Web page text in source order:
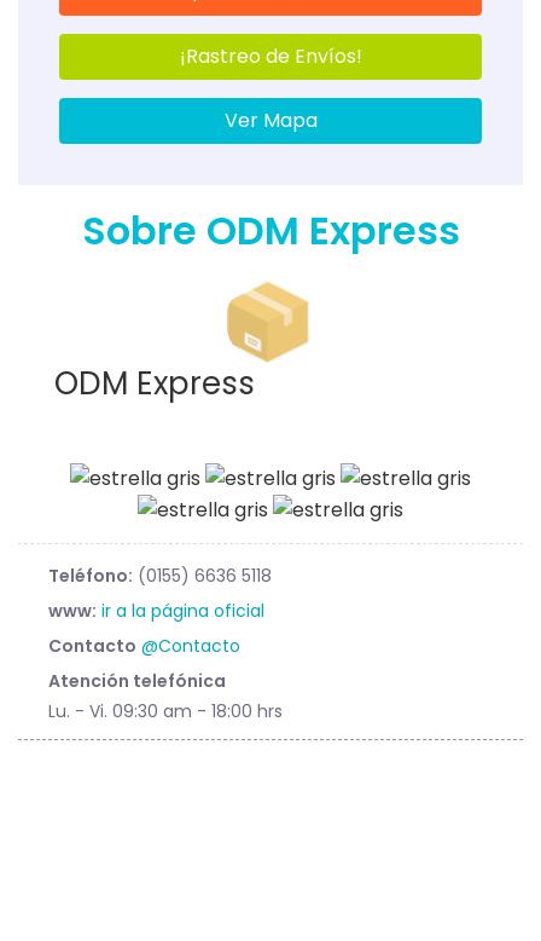
¡Rastreo de Envíos!
Ver Mapa
Sobre ODM Express
ODM Express
Teléfono: (0155) 6636 5118
www: ir a la página oficial
Contacto @Contacto
Atención telefónica
Lu. - Vi. 09:30 am - 18:00 hrs